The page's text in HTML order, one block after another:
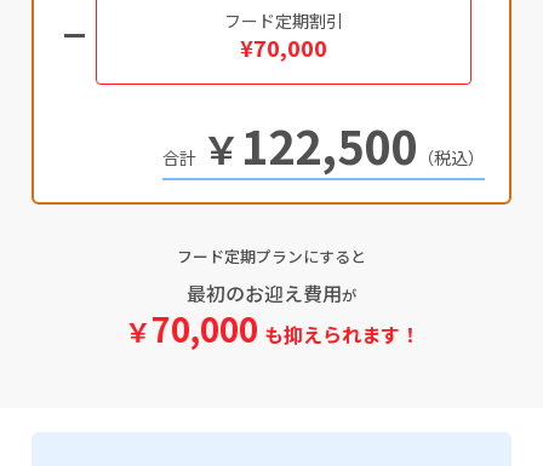
フード定期割引
¥70,000
￥122,500 （税込）
フード定期プランにすると
最初のお迎え費用が
￥70,000 も抑えられます！